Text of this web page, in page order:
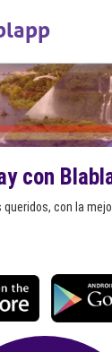
con
con la